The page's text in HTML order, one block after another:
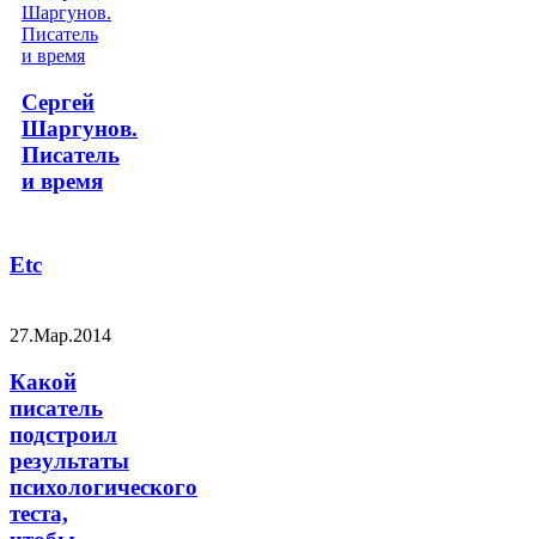
Сергей
Шаргунов.
Писатель
и время
Etc
27.Мар.2014
Какой
писатель
подстроил
результаты
психологического
теста,